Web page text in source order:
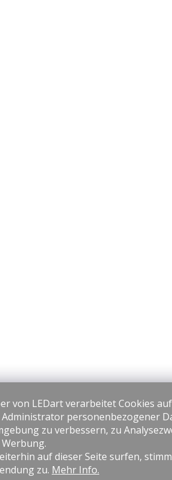
von LEDart verarbeitet Cookies
Administrator personenbezogener
zu verbessern, zu
auf dieser Seite surfen,
zu. Mehr Info.